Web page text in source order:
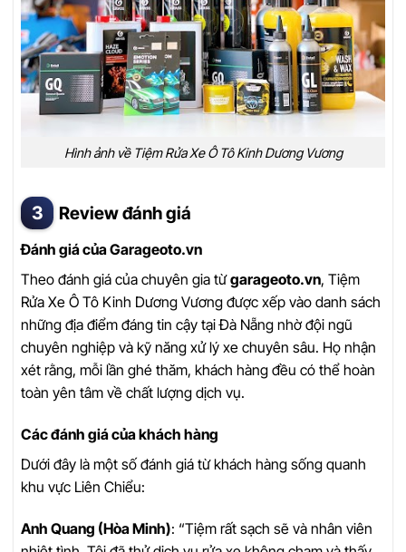
Hình ảnh về Tiệm Rửa Xe Ô Tô Kinh Dương Vương
Review đánh giá
Đánh giá của Garageoto.vn
Theo đánh giá của chuyên gia từgarageoto.vn, Tiệm
Rửa Xe Ô Tô Kinh Dương Vương được xếp vào danh sách
những địa điểm đáng tin cậy tại Đà Nẵng nhờ đội ngũ
chuyên nghiệp và kỹ năng xử lý xe chuyên sâu. Họ nhận
xét rằng, mỗi lần ghé thăm, khách hàng đều có thể hoàn
toàn yên tâm về chất lượng dịch vụ.
Các đánh giá của khách hàng
Dưới đây là một số đánh giá từ khách hàng sống quanh
khu vực Liên Chiểu:
Anh Quang (Hòa Minh): “Tiệm rất sạch sẽ và nhân viên